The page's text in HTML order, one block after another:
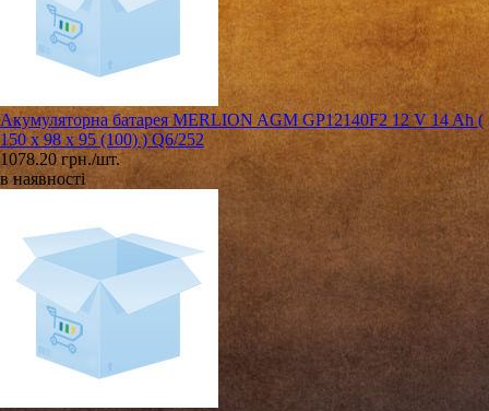
Акумуляторна батарея MERLION AGM GP12140F2 12 V 14 Ah (
150 x 98 x 95 (100) ) Q6/252
1078.20 грн./шт.
в наявності